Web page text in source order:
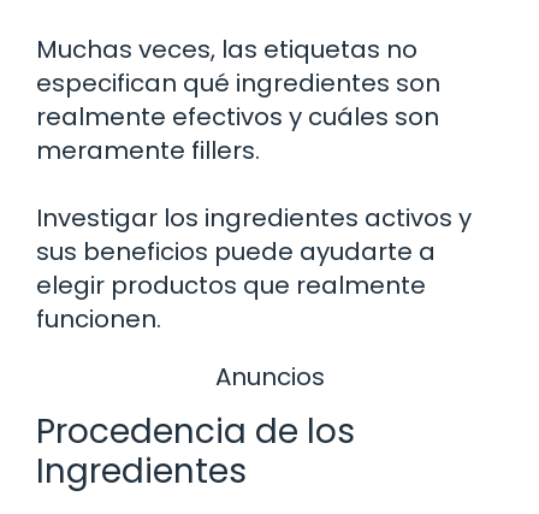
Muchas veces, las etiquetas no
especifican qué ingredientes son
realmente efectivos y cuáles son
meramente fillers.
Investigar los ingredientes activos y
sus beneficios puede ayudarte a
elegir productos que realmente
funcionen.
Anuncios
Procedencia de los
Ingredientes